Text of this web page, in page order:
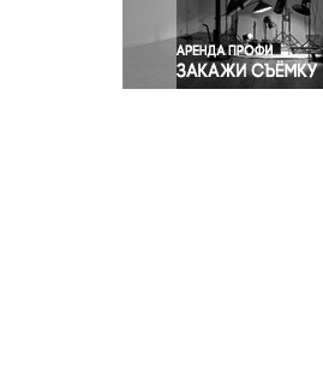
Экология
Экономика и